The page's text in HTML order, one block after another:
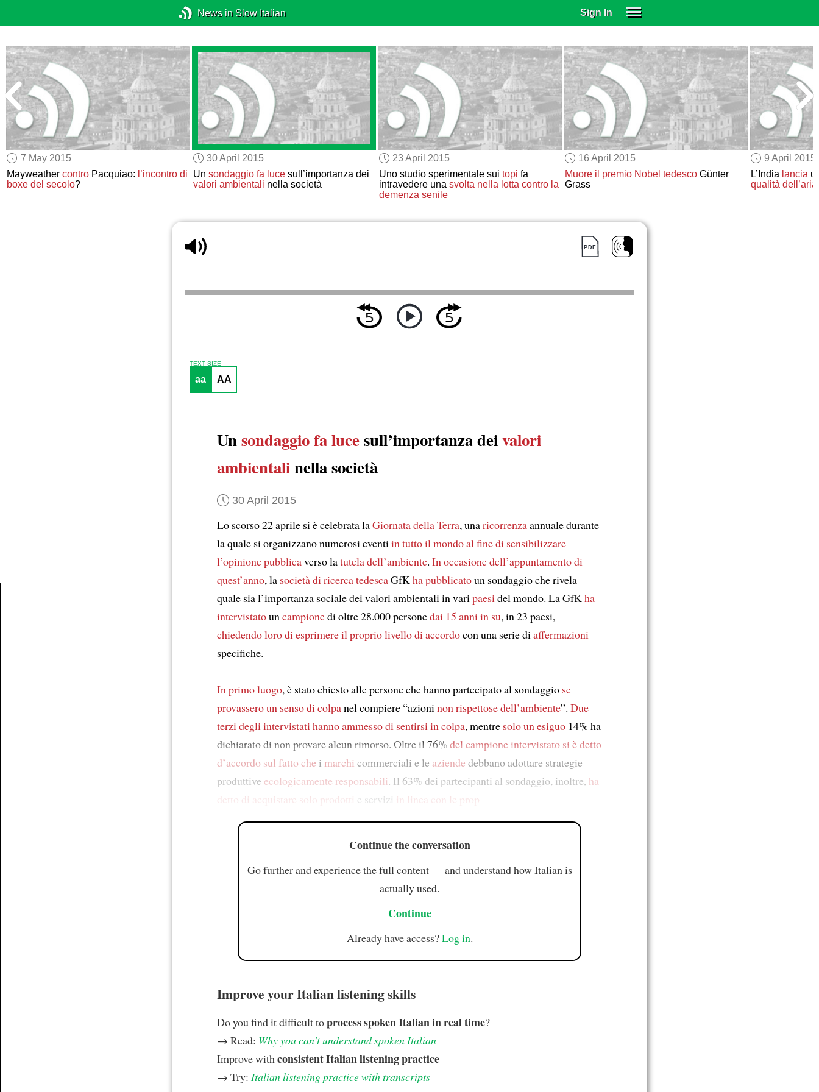
News in Slow Italian Sign In
SUBSCRIBE
EDUCATIONAL LICENSES
GIFT CARDS
OTHER LANGUAGES
ABOUT US
ALEXA
ADJUST COLORS
7 May 2015
Mayweathercontro Pacquiao: l’incontro di
boxe del secolo?
30 April 2015
Un sondaggio fa lucesull’importanza dei
valori ambientali nella società
23 April 2015
Uno studio sperimentale sui topi fa
intravedere una svolta nella lotta contro la
demenza senile
16 April 2015
Muore il premio Nobel tedescoGünter
Grass
9 April 2015
L’India lancia
qualità dell’aria
TEXT SIZE
aa AA
Unsondaggiofa lucesull’importanza deivalori
ambientalinella società
30 April 2015
Lo scorso 22 aprile si è celebrata laGiornata della Terra, unaricorrenzaannuale durante
la quale si organizzano numerosi eventiin tutto il mondoal fine di sensibilizzare
l’opinione pubblicaverso latutela dell’ambiente. In occasione dell’appuntamento di
quest’anno, la società di ricerca tedescaGfKha pubblicatoun sondaggio che rivela
quale sia l’importanza sociale dei valori ambientali in varipaesidel mondo. La GfKha
intervistatouncampionedi oltre 28.000 personedai 15 anni in su, in 23 paesi,
chiedendo loro di esprimereil proprio livello di accordocon una serie diaffermazioni
specifiche.
In primo luogo, è stato chiesto alle persone che hanno partecipato al sondaggio se
provassero un senso di colpanel compiere “azioninon rispettose dell’ambiente”. Due
terzi degli intervistatihanno ammesso di sentirsi in colpa, mentre solo un esiguo 14% ha
dichiarato di non provare alcun rimorso. Oltre il 76% del campione intervistato si è detto
d’accordo sul fatto che i marchi commerciali e le aziendedebbano adottare strategie
produttive ecologicamente responsabili. Il 63% dei partecipanti al sondaggio, inoltre, ha
detto di acquistare solo prodotti e servizi in linea con le prop
Continue the conversation
Go further and experience the full content — and understand how Italian is
actually used.
Continue
Already have access?Log in.
Improve your Italian listening skills
Do you find it difficult toprocess spoken Italian in real time?
→ Read: Why you can't understand spoken Italian
Improve withconsistent Italian listening practice
→ Try: Italian listening practice with transcripts